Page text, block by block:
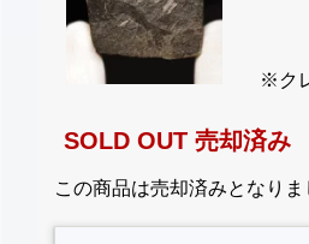
※ク
SOLD OUT 売却済み
この商品は売却済みとなりま